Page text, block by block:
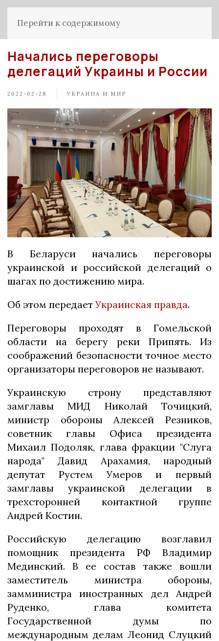
Перейти к содержимому
Начались переговоры
делегаций Украины и России
2022-02-28 УКРАИНА И МИР
В Беларуси начались переговоры
украинской и российской делегаций о
шагах по достижению мира.
Об этом передаетУкраинская правда.
Переговоры проходят в Гомельской
области на берегу реки Припять. Из
соображений безопасности точное место
организаторы переговоров не называют.
Украинскую строну представляют
замглавы МИД Николай Точицкий,
министр обороны Алексей Резников,
советник главы Офиса президента
Михаил Подоляк, глава фракции "Слуга
народа" Давид Арахамия, народный
депутат Рустем Умеров и первый
замглавы украинской делегации в
трехсторонней контактной группе
Андрей Костин.
Российскую делегацию возглавил
помощник президента РФ Владимир
Мединский. В ее состав также вошли
заместитель министра обороны,
замминистра иностранных дел Андрей
Руденко, глава комитета
Государственной думы по
международным делам Леонид Слуцкий